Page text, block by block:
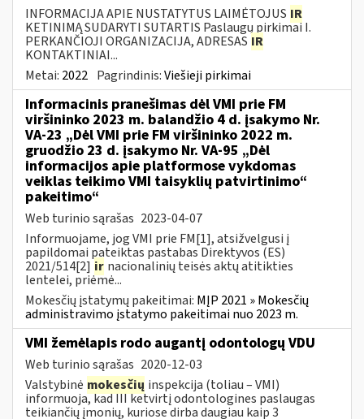
INFORMACIJA APIE NUSTATYTUS LAIMĖTOJUS IR
KETINIMĄ SUDARYTI SUTARTIS Paslaugų pirkimai I.
PERKANČIOJI ORGANIZACIJA, ADRESAS IR
KONTAKTINIAI...
Metai: 2022 Pagrindinis:Viešieji pirkimai
Informacinis pranešimas dėl VMI prie FM
viršininko 2023 m. balandžio 4 d. įsakymo Nr.
VA-23 „Dėl VMI prie FM viršininko 2022 m.
gruodžio 23 d. įsakymo Nr. VA-95 „Dėl
informacijos apie platformose vykdomas
veiklas teikimo VMI taisyklių patvirtinimo“
pakeitimo“
Web turinio sąrašas 2023-04-07
Informuojame, jog VMI prie FM[1], atsižvelgusi į
papildomai pateiktas pastabas Direktyvos (ES)
2021/514[2] ir nacionalinių teisės aktų atitikties
lentelei, priėmė...
Mokesčių įstatymų pakeitimai: MĮP 2021 » Mokesčių
administravimo įstatymo pakeitimai nuo 2023 m.
VMI žemėlapis rodo augantį odontologų VDU
Web turinio sąrašas 2020-12-03
Valstybinė mokesčių inspekcija (toliau – VMI)
informuoja, kad III ketvirtį odontologines paslaugas
teikiančių įmonių, kuriose dirba daugiau kaip 3